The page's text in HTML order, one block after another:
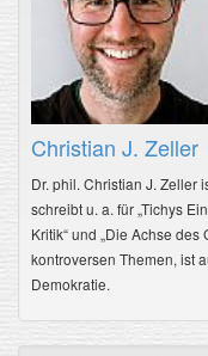
Christian J. Zeller
Dr. phil. Christian J. Zeller
schreibt u. a. für „Tichys
Kritik“ und „Die Achse
kontroversen Themen, ist
Demokratie.